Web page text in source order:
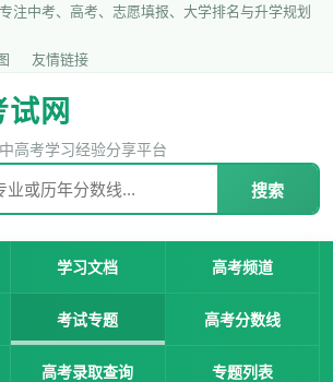
注中考、高考、志愿填报、大学排名与升学规划
友情链接
试网
高考学习经验分享平台
搜索
学习文档 高考频道
考试专题 高考分数线
高考录取查询 专题列表